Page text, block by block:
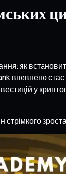
як
стає
у
стрімкого